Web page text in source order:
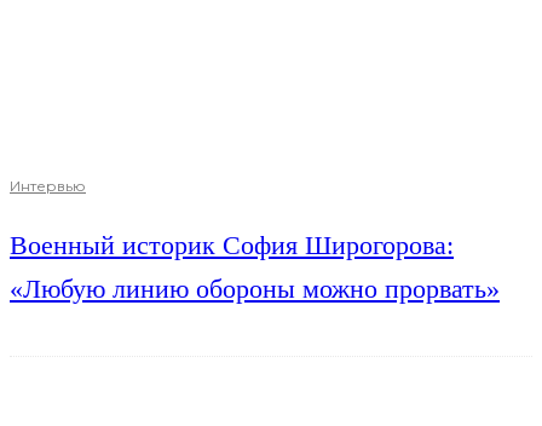
Интервью
Военный историк София Широгорова:
«Любую линию обороны можно прорвать»